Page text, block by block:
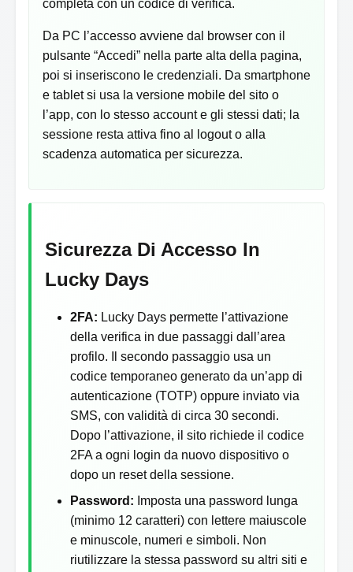
completa con un codice di verifica.
Da PC l’accesso avviene dal browser con il
pulsante “Accedi” nella parte alta della pagina,
poi si inseriscono le credenziali. Da smartphone
e tablet si usa la versione mobile del sito o
l’app, con lo stesso account e gli stessi dati; la
sessione resta attiva fino al logout o alla
scadenza automatica per sicurezza.
Sicurezza Di Accesso In
Lucky Days
2FA: Lucky Days permette l’attivazione
della verifica in due passaggi dall’area
profilo. Il secondo passaggio usa un
codice temporaneo generato da un’app di
autenticazione (TOTP) oppure inviato via
SMS, con validità di circa 30 secondi.
Dopo l’attivazione, il sito richiede il codice
2FA a ogni login da nuovo dispositivo o
dopo un reset della sessione.
Password: Imposta una password lunga
(minimo 12 caratteri) con lettere maiuscole
e minuscole, numeri e simboli. Non
riutilizzare la stessa password su altri siti e